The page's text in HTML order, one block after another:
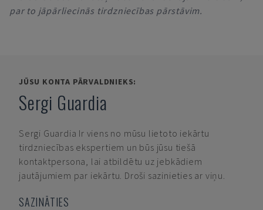
par to jāpārliecinās tirdzniecības pārstāvim.
JŪSU KONTA PĀRVALDNIEKS:
Sergi Guardia
Sergi Guardia Ir viens no mūsu lietoto iekārtu
tirdzniecības ekspertiem un būs jūsu tiešā
kontaktpersona, lai atbildētu uz jebkādiem
jautājumiem par iekārtu. Droši sazinieties ar viņu.
SAZINĀTIES